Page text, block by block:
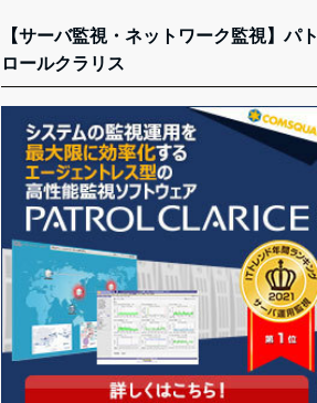
【サーバ監視・ネットワーク監視】パト
ロールクラリス